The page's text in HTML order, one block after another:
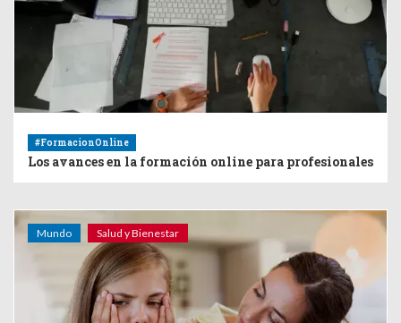
#FormacionOnline
Los avances en la formación online para profesionales
Mundo Salud y Bienestar